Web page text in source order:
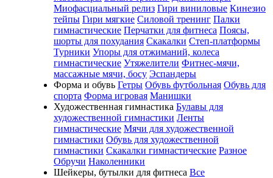
Миофасциальный релиз Гири виниловые Кинезио
тейпы Гири мягкие Силовой тренинг Палки
гимнастические Перчатки для фитнеса Поясы,
шорты для похудания Скакалки Степ-платформы
Турники Упоры для отжиманий, колеса
гимнастические Утяжелители Фитнес-мячи,
массажные мячи, босу Эспандеры
Форма и обувь Гетры Обувь футбольная Обувь для
спорта Форма игровая Манишки
Художественная гимнастика Булавы для
художественной гимнастики Ленты
гимнастические Мячи для художественной
гимнастики Обувь для художественной
гимнастики Скакалки гимнастические Разное
Обручи Наколенники
Шейкеры, бутылки для фитнеса Все